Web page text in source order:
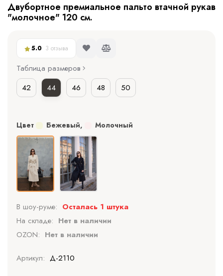
Двубортное премиальное пальто втачной рукав
"молочное" 120 см.
5.0 3 отзыва
Таблица размеров
42
44 46 48 50
Цвет Бежевый, Молочный
В шоу-руме: Осталась 1 штука
На складе: Нет в наличии
OZON: Нет в наличии
Артикул: Д-2110